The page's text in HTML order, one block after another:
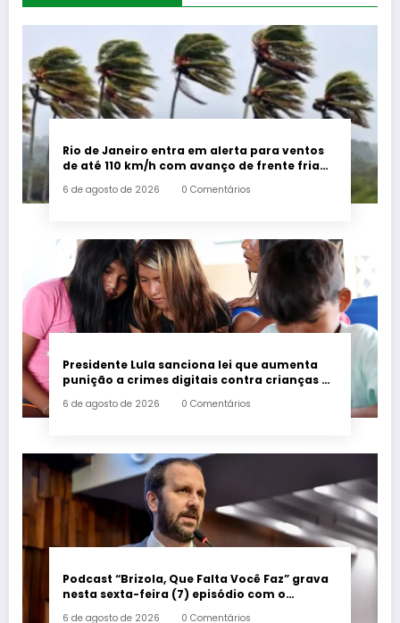
Rio de Janeiro entra em alerta para ventos
de até 110 km/h com avanço de frente fria
6 de agosto de 2026 0 Comentários
Presidente Lula sanciona lei que aumenta
punição a crimes digitais contra crianças é
6 de agosto de 2026 0 Comentários
Podcast “Brizola, Que Falta Você Faz” grava
nesta sexta-feira (7) episódio com o
6 de agosto de 2026 0 Comentários